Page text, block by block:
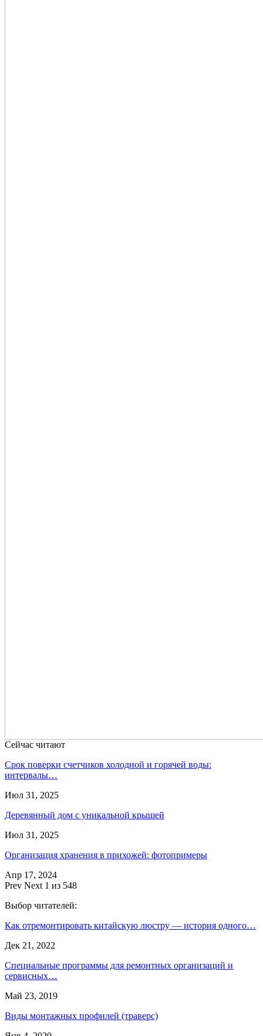
Сейчас читают
Срок поверки счетчиков холодной и горячей воды:
интервалы…
Июл 31, 2025
Деревянный дом с уникальной крышей
Июл 31, 2025
Организация хранения в прихожей: фотопримеры
Апр 17, 2024
Prev Next 1 из 548
Выбор читателей:
Как отремонтировать китайскую люстру — история одного…
Дек 21, 2022
Специальные программы для ремонтных организаций и
сервисных…
Май 23, 2019
Виды монтажных профилей (траверс)